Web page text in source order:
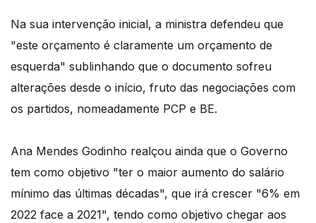
Na sua intervenção inicial, a ministra defendeu que
"este orçamento é claramente um orçamento de
esquerda" sublinhando que o documento sofreu
alterações desde o início, fruto das negociações com
os partidos, nomeadamente PCP e BE.
Ana Mendes Godinho realçou ainda que o Governo
tem como objetivo "ter o maior aumento do salário
mínimo das últimas décadas", que irá crescer "6% em
2022 face a 2021", tendo como objetivo chegar aos